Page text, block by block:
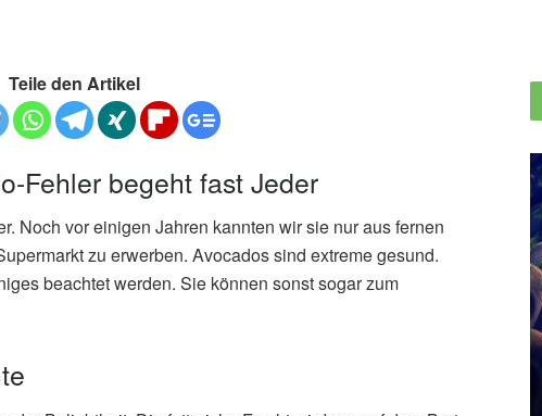
Teile den Artikel
Fehler begeht fast Jeder
Noch vor einigen Jahren kannten wir sie nur aus fernen
zu erwerben. Avocados sind extreme gesund.
beachtet werden. Sie können sonst sogar zum